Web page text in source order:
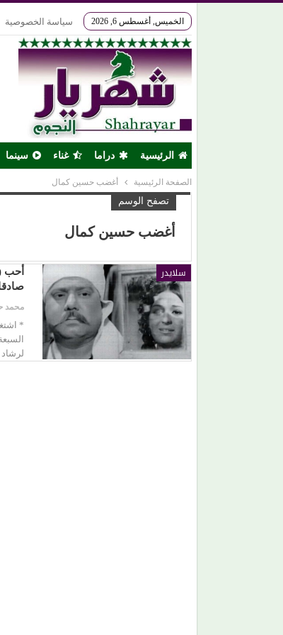
الخميس, أغسطس 6, 2026 سياسة الخصوصية
الرئيسية دراما غناء سينما
الصفحة الرئيسية أغضب حسين كمال
تصفح الوسم
أغضب حسين كمال
سلايدر
أحب
محمد
*
لرشاد
من (حمانا) إلى القلوب.. (بلقيس) تغني